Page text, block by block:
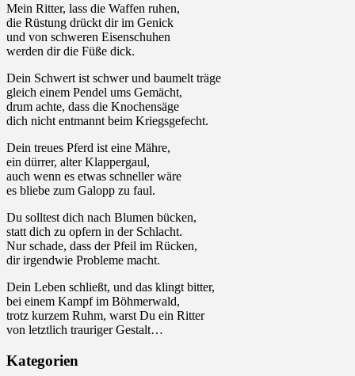
Mein Ritter, lass die Waffen ruhen,
die Rüstung drückt dir im Genick
und von schweren Eisenschuhen
werden dir die Füße dick.
Dein Schwert ist schwer und baumelt träge
gleich einem Pendel ums Gemächt,
drum achte, dass die Knochensäge
dich nicht entmannt beim Kriegsgefecht.
Dein treues Pferd ist eine Mähre,
ein dürrer, alter Klappergaul,
auch wenn es etwas schneller wäre
es bliebe zum Galopp zu faul.
Du solltest dich nach Blumen bücken,
statt dich zu opfern in der Schlacht.
Nur schade, dass der Pfeil im Rücken,
dir irgendwie Probleme macht.
Dein Leben schließt, und das klingt bitter,
bei einem Kampf im Böhmerwald,
trotz kurzem Ruhm, warst Du ein Ritter
von letztlich trauriger Gestalt…
Kategorien